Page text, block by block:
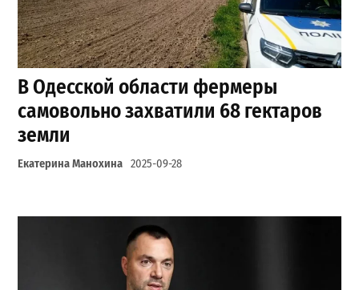
В Одесской области фермеры
самовольно захватили 68 гектаров
земли
Екатерина Манохина 2025-09-28